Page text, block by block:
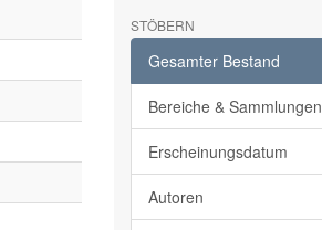
STÖBERN
Gesamter Bestand
Bereiche & Sammlungen
Erscheinungsdatum
Autoren